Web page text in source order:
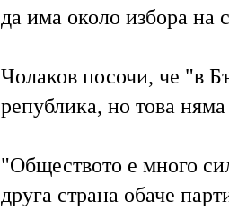
да има около избора на
Чолаков посочи, че "в
република, но това
"Обществото е много
друга страна обаче